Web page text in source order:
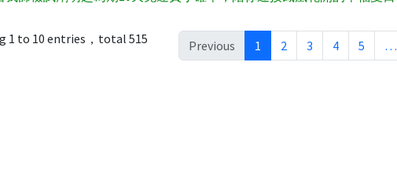
1 to 10 entries，total 515
Previous 1 2 3 4 5 …